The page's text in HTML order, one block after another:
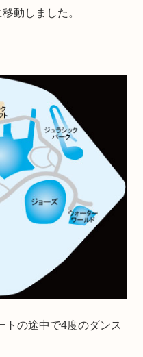
動しました。
トの途中で4度のダンス